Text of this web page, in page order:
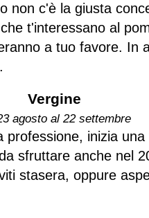
non c'è la giusta
t'interessano al
a tuo favore. In
Vergine
agosto al 22 settembre
professione, inizia
sfruttare anche nel
stasera, oppure